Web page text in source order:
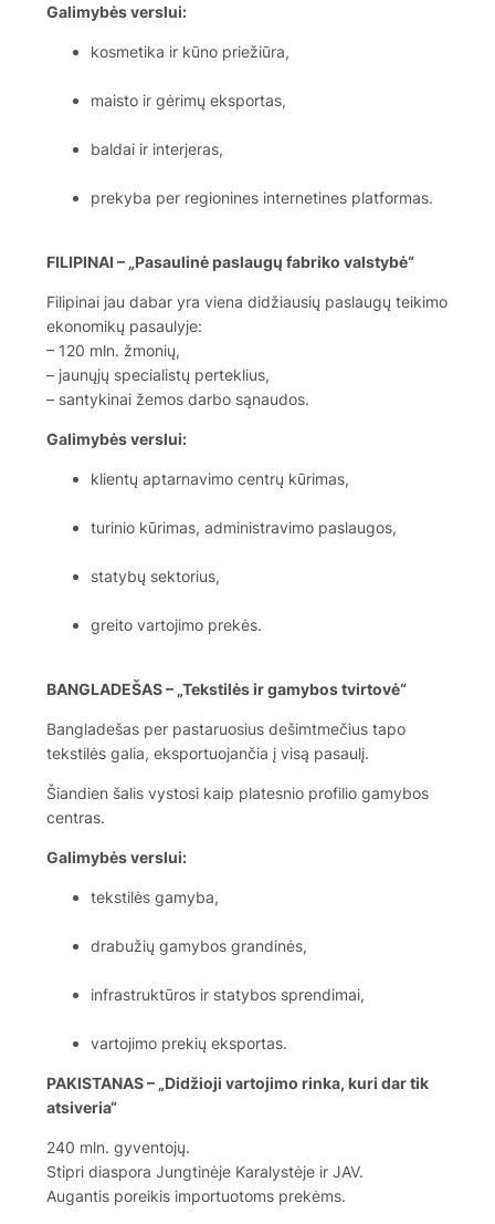
Galimybės verslui:
kosmetika ir kūno priežiūra,
maisto ir gėrimų eksportas,
baldai ir interjeras,
prekyba per regionines internetines platformas.
FILIPINAI – „Pasaulinė paslaugų fabriko valstybė“
Filipinai jau dabar yra viena didžiausių paslaugų teikimo
ekonomikų pasaulyje:
– 120 mln. žmonių,
– jaunųjų specialistų perteklius,
– santykinai žemos darbo sąnaudos.
Galimybės verslui:
klientų aptarnavimo centrų kūrimas,
turinio kūrimas, administravimo paslaugos,
statybų sektorius,
greito vartojimo prekės.
BANGLADEŠAS – „Tekstilės ir gamybos tvirtovė“
Bangladešas per pastaruosius dešimtmečius tapo
tekstilės galia, eksportuojančia į visą pasaulį.
Šiandien šalis vystosi kaip platesnio profilio gamybos
centras.
Galimybės verslui:
tekstilės gamyba,
drabužių gamybos grandinės,
infrastruktūros ir statybos sprendimai,
vartojimo prekių eksportas.
PAKISTANAS – „Didžioji vartojimo rinka, kuri dar tik
atsiveria“
240 mln. gyventojų.
Stipri diaspora Jungtinėje Karalystėje ir JAV.
Augantis poreikis importuotoms prekėms.